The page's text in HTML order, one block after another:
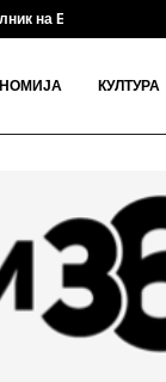
на Брвеница на
КУЛТУРА